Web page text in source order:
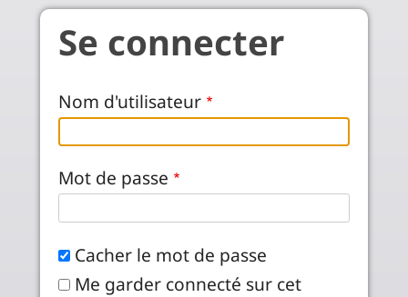
Aller au contenu principal
Se connecter
Nom d'utilisateur
Mot de passe
Cacher le mot de passe
Me garder connecté sur cet